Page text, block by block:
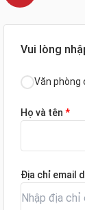
Vui lòng
Văn phòng
Họ và tên *
Địa chỉ email